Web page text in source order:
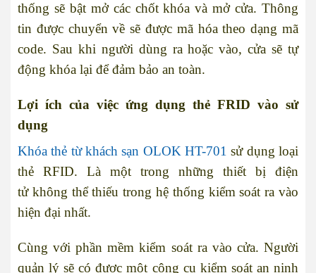
thống sẽ bật mở các chốt khóa và mở cửa. Thông
tin được chuyển về sẽ được mã hóa theo dạng mã
code. Sau khi người dùng ra hoặc vào, cửa sẽ tự
động khóa lại để đảm bảo an toàn.
Lợi ích của việc ứng dụng thẻ FRID vào sử
dụng
Khóa thẻ từkhách sạn OLOK HT-701 sử dụng loại
thẻ RFID. Là một trong những thiết bị điện
tử không thể thiếu trong hệ thống kiểm soát ra vào
hiện đại nhất.
Cùng với phần mềm kiểm soát ra vào cửa. Người
quản lý sẽ có được một công cụ kiểm soát an ninh